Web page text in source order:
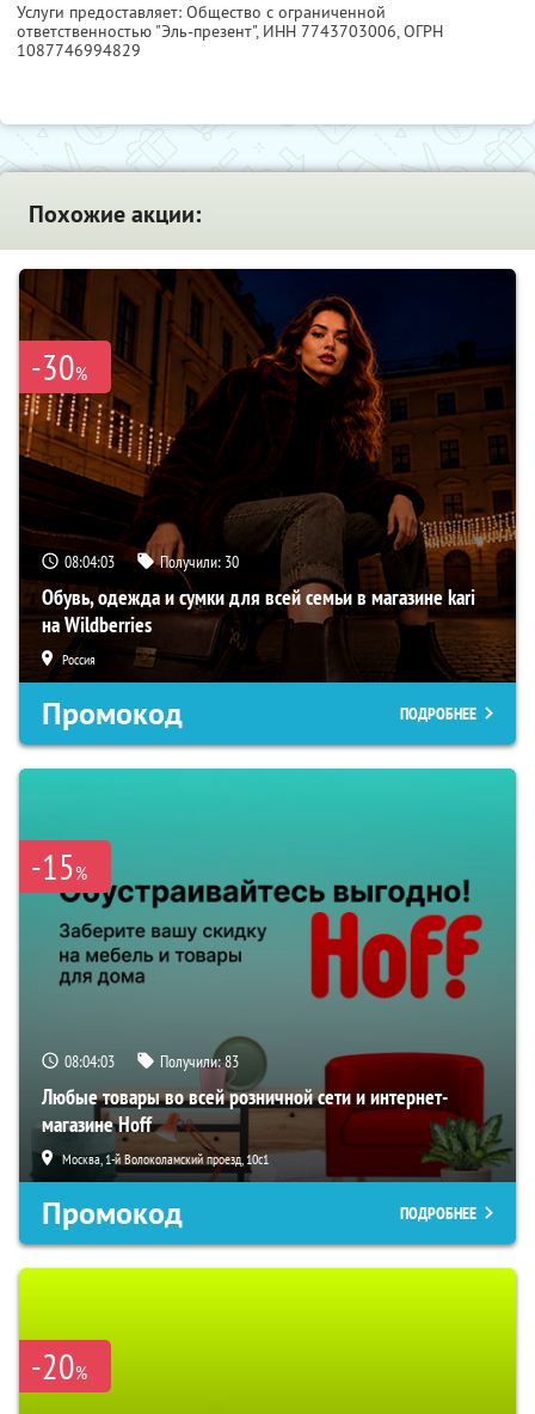
Услуги предоставляет: Общество с ограниченной
ответственностью "Эль-презент", ИНН 7743703006, ОГРН
1087746994829
Похожие акции:
-30%
08:04:02 Получили: 30
Обувь, одежда и сумки для всей семьи в магазине kari
на Wildberries
Россия
Промокод ПОДРОБНЕЕ
-15%
08:04:02 Получили:83
Любые товары во всей розничной сети и интернет-
магазине Hoff
Москва, 1-й Волоколамский проезд, 10с1
Промокод ПОДРОБНЕЕ
-20%